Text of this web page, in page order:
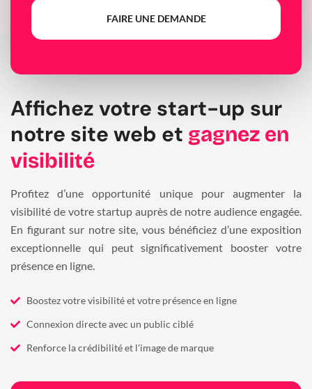
FAIRE UNE DEMANDE
Affichez votre start-up sur
notre site web et gagnez en
visibilité
Profitez d’une opportunité unique pour augmenter la
visibilité de votre startup auprès de notre audience engagée.
En figurant sur notre site, vous bénéficiez d’une exposition
exceptionnelle qui peut significativement booster votre
présence en ligne.
Boostez votre visibilité et votre présence en ligne
Connexion directe avec un public ciblé
Renforce la crédibilité et l'image de marque